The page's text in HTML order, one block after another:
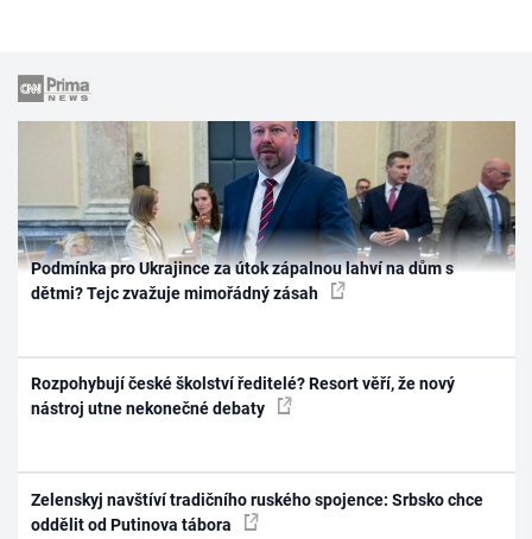
Podmínka pro Ukrajince za útok zápalnou lahví na dům s
dětmi? Tejc zvažuje mimořádný zásah
Rozpohybují české školství ředitelé? Resort věří, že nový
nástroj utne nekonečné debaty
Zelenskyj navštíví tradičního ruského spojence: Srbsko chce
oddělit od Putinova tábora